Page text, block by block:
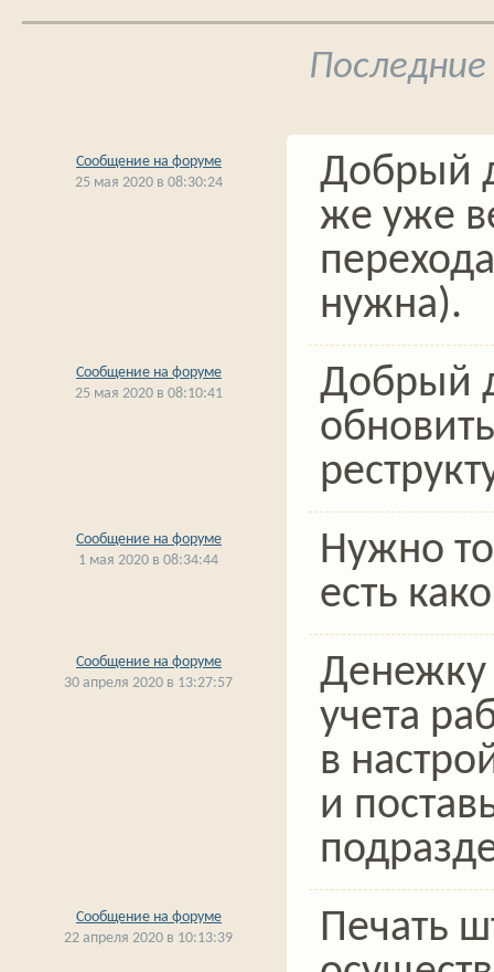
Сообщение на форуме
25 мая 2020 в 08:30:24
Добрый
же уже
нужна).
Сообщение на форуме
25 мая 2020 в 08:10:41
Добрый
Сообщение на форуме
1 мая 2020 в 08:34:44
Нужно
есть
Сообщение на форуме
30 апреля 2020 в 13:27:57
Денежку
учета
в
и
Сообщение на форуме
22 апреля 2020 в 10:13:39
Печать